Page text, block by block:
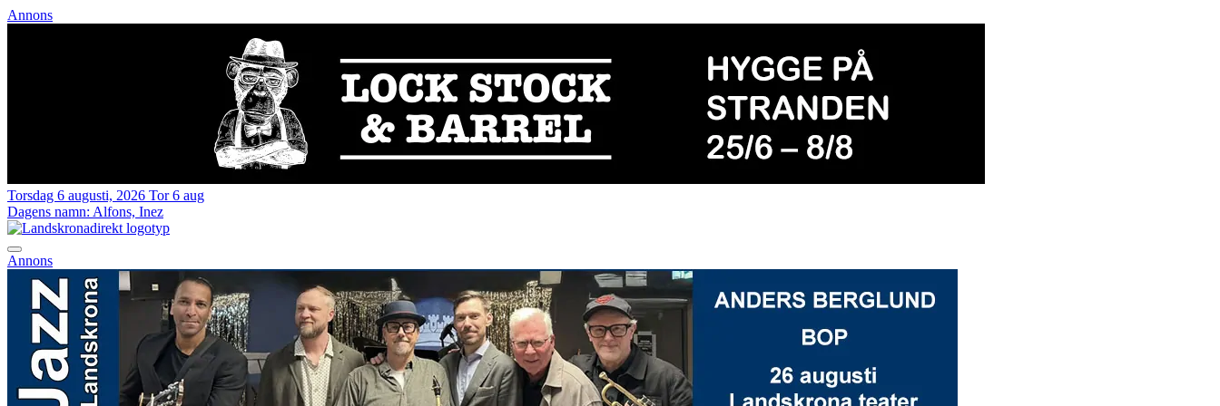
Annons
Torsdag 6 augusti, 2026 Tor 6 aug
Dagens namn: Alfons, Inez
Annons